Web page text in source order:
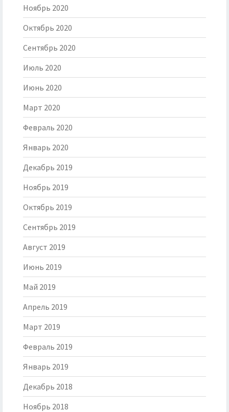
Ноябрь 2020
Октябрь 2020
Сентябрь 2020
Июль 2020
Июнь 2020
Март 2020
Февраль 2020
Январь 2020
Декабрь 2019
Ноябрь 2019
Октябрь 2019
Сентябрь 2019
Август 2019
Июнь 2019
Май 2019
Апрель 2019
Март 2019
Февраль 2019
Январь 2019
Декабрь 2018
Ноябрь 2018